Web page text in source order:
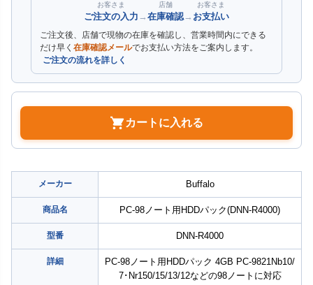
お客さま
ご注文の入力 →
店舗
在庫確認→
お客さま
お支払い
ご注文後、店舗で現物の在庫を確認し、営業時間内にできる
だけ早く 在庫確認メールでお支払い方法をご案内します。
ご注文の流れを詳しく
カートに入れる
メーカー Buffalo
商品名 PC-98ノート用HDDパック(DNN-R4000)
型番 DNN-R4000
詳細
PC-98ノート用HDDパック 4GB PC-9821Nb10/
7･Nr150/15/13/12などの98ノートに対応